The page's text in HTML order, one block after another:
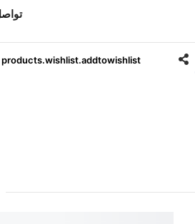
products.wishlist.addtowishlist